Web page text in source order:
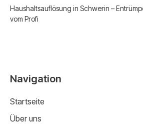
Haushaltsauflösung in Schwerin –
vom Profi
Navigation
Startseite
Über uns